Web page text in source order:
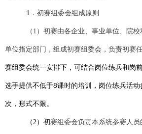
1．初赛组委会组成原则
（1）初赛由各企业、事业单位、院
单位指定部门，组成初赛组委会，负责初赛任
赛组委会统一安排下，可结合岗位练兵和岗
选手提供不低于8课时的培训，岗位练兵活
次， 形式不限。
（2）初赛组委会负责本系统参赛人